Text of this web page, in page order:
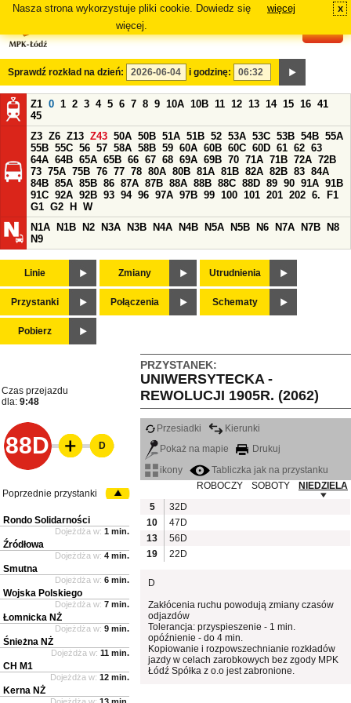
Nasza strona wykorzystuje pliki cookie. Dowiedz się
więcej.
więcej x
Sprawdź rozkład na dzień: i godzinę:
Z1 0 1 2 3 4 5 6 7 8 9 10A 10B 11 12 13 14 15 16 41
45
Z3 Z6 Z13 Z43 50A 50B 51A 51B 52 53A 53C 53B 54B 55A
55B 55C 56 57 58A 58B 59 60A 60B 60C 60D 61 62 63
64A 64B 65A 65B 66 67 68 69A 69B 70 71A 71B 72A 72B
73 75A 75B 76 77 78 80A 80B 81A 81B 82A 82B 83 84A
84B 85A 85B 86 87A 87B 88A 88B 88C 88D 89 90 91A 91B
91C 92A 92B 93 94 96 97A 97B 99 100 101 201 202 6.
F1
G1 G2 H
W
N1A
N1B N2 N3A N3B N4A N4B N5A N5B N6 N7A N7B
N8
N9
Linie Zmiany Utrudnienia
Przystanki Połączenia Schematy
Pobierz
PRZYSTANEK:
UNIWERSYTECKA -
REWOLUCJI 1905R. (2062)
Czas przejazdu
dla: 9:48
88D
Przesiadki
Kierunki
Pokaż na mapie
Drukuj
ikony
Tabliczka jak na przystanku
ROBOCZY
SOBOTY
NIEDZIELA
5
32D
10
47D
13
56D
19
22D
D
Zakłócenia ruchu powodują zmiany czasów
odjazdów
Tolerancja: przyspieszenie - 1 min.
opóźnienie - do 4 min.
Kopiowanie i rozpowszechnianie rozkładów
jazdy w celach zarobkowych bez zgody MPK
Łódź Spółka z o.o jest zabronione.
D
Poprzednie przystanki
Rondo Solidarności
Dojeżdża w: 1 min.
Źródłowa
Dojeżdża w: 4 min.
Smutna
Dojeżdża w: 6 min.
Wojska Polskiego
Dojeżdża w: 7 min.
Łomnicka NŻ
Dojeżdża w: 9 min.
Śnieżna NŻ
Dojeżdża w: 11 min.
CH M1
Dojeżdża w: 12 min.
Kerna NŻ